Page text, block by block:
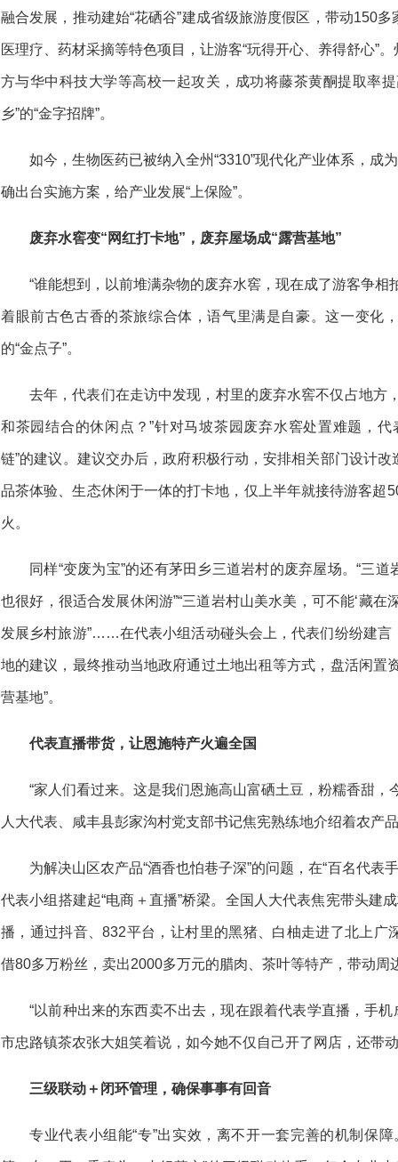
融合发展，推动建始“花硒谷”建成省级旅游度假区，带动150
医理疗、药材采摘等特色项目，让游客“玩得开心、养得舒心”
方与华中科技大学等高校一起攻关，成功将藤茶黄酮提取率
乡”的“金字招牌”。
如今，生物医药已被纳入全州“3310”现代化产业体系，成
确出台实施方案，给产业发展“上保险”。
废弃水窖变“网红打卡地”，废弃屋场成“露营基地”
“谁能想到，以前堆满杂物的废弃水窖，现在成了游客争相
着眼前古色古香的茶旅综合体，语气里满是自豪。这一变化
的“金点子”。
去年，代表们在走访中发现，村里的废弃水窖不仅占地方
和茶园结合的休闲点？”针对马坡茶园废弃水窖处置难题，
链”的建议。建议交办后，政府积极行动，安排相关部门设计
品茶体验、生态休闲于一体的打卡地，仅上半年就接待游客超
火。
同样“变废为宝”的还有茅田乡三道岩村的废弃屋场。“三
也很好，很适合发展休闲游”“三道岩村山美水美，可不能‘藏在
发展乡村旅游”……在代表小组活动碰头会上，代表们纷纷建言
地的建议，最终推动当地政府通过土地出租等方式，盘活闲置
营基地”。
代表直播带货，让恩施特产火遍全国
“家人们看过来。这是我们恩施高山富硒土豆，粉糯香甜，
人大代表、咸丰县彭家沟村党支部书记焦宪熟练地介绍着农产
为解决山区农产品“酒香也怕巷子深”的问题，在“百名代表
代表小组搭建起“电商＋直播”桥梁。全国人大代表焦宪带头建
播，通过抖音、832平台，让村里的黑猪、白柚走进了北上广
借80多万粉丝，卖出2000多万元的腊肉、茶叶等特产，带动周
“以前种出来的东西卖不出去，现在跟着代表学直播，手机
市忠路镇茶农张大姐笑着说，如今她不仅自己开了网店，还带
三级联动＋闭环管理，确保事事有回音
专业代表小组能“专”出实效，离不开一套完善的机制保